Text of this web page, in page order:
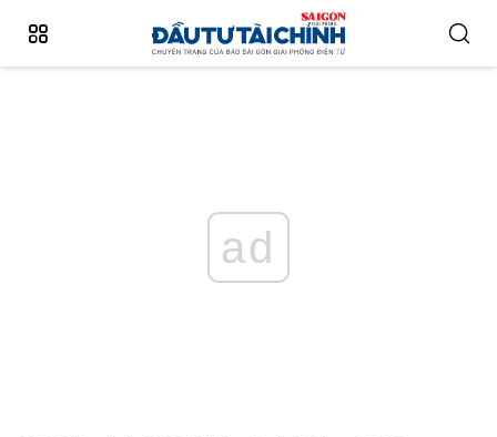
ad